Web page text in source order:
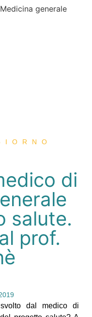
di
salute.
prof.
dal medico di